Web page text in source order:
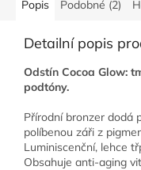
Popis Podobné (2)
Detailní popis
Odstín Cocoa Glow:
podtóny.
Přírodní bronzer dodá
políbenou záři z
Luminiscenční, lehce
Obsahuje anti-aging